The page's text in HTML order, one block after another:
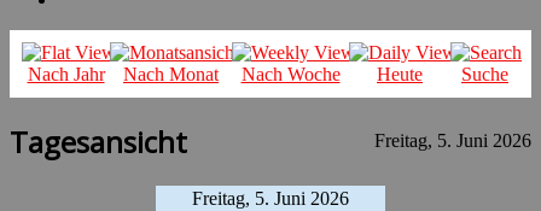
Nach Jahr Nach Monat Nach Woche Heute Suche
Tagesansicht Freitag, 5. Juni 2026
Freitag, 5. Juni 2026